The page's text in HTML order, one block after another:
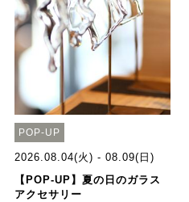
POP-UP
2026.08.04(火) - 08.09(日)
【POP-UP】夏の日のガラス
アクセサリー